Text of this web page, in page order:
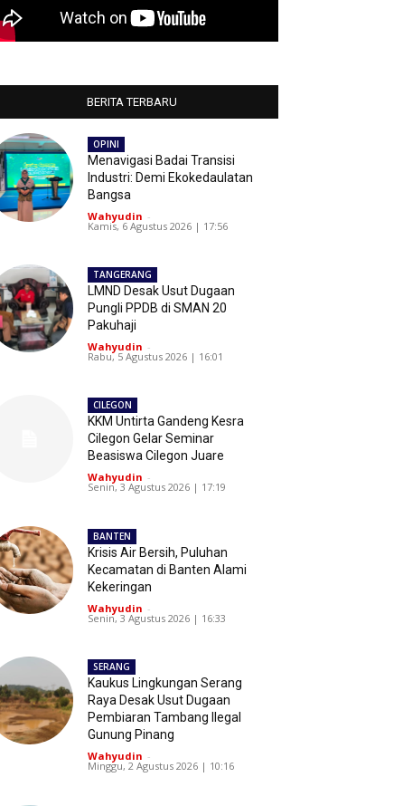
BERITA TERBARU
OPINI
Menavigasi Badai Transisi
Industri: Demi Ekokedaulatan
Bangsa
Wahyudin -
Kamis, 6 Agustus 2026 | 17:56
TANGERANG
LMND Desak Usut Dugaan
Pungli PPDB di SMAN 20
Pakuhaji
Wahyudin -
Rabu, 5 Agustus 2026 | 16:01
CILEGON
KKM Untirta Gandeng Kesra
Cilegon Gelar Seminar
Beasiswa Cilegon Juare
Wahyudin -
Senin, 3 Agustus 2026 | 17:19
BANTEN
Krisis Air Bersih, Puluhan
Kecamatan di Banten Alami
Kekeringan
Wahyudin -
Senin, 3 Agustus 2026 | 16:33
SERANG
Kaukus Lingkungan Serang
Raya Desak Usut Dugaan
Pembiaran Tambang Ilegal
Gunung Pinang
Wahyudin -
Minggu, 2 Agustus 2026 | 10:16